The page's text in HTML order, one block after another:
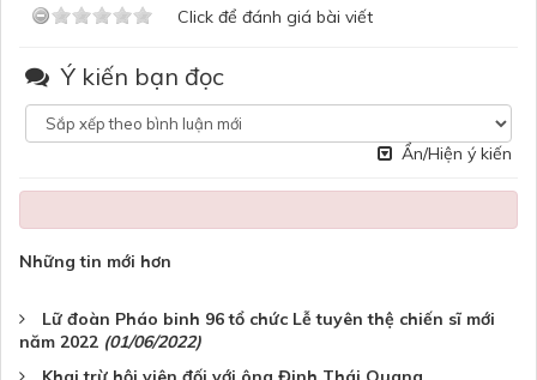
Click để đánh giá bài viết
Ý kiến bạn đọc
Ẩn/Hiện ý kiến
Những tin mới hơn
Lữ đoàn Pháo binh 96 tổ chức Lễ tuyên thệ chiến sĩ mới
năm 2022 (01/06/2022)